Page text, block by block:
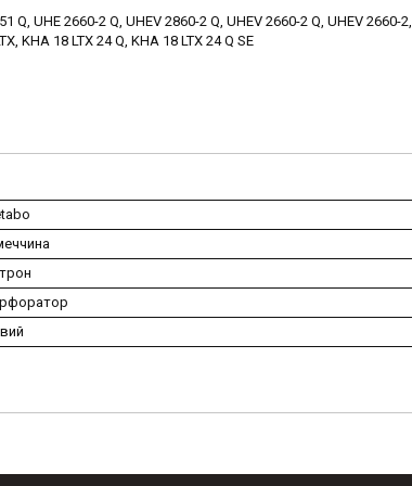
Q, UHE 2660-2 Q, UHEV 2860-2 Q, UHEV 2660-2 Q, UHEV 2660-2,
KHA 18 LTX 24 Q, KHA 18 LTX 24 Q SE